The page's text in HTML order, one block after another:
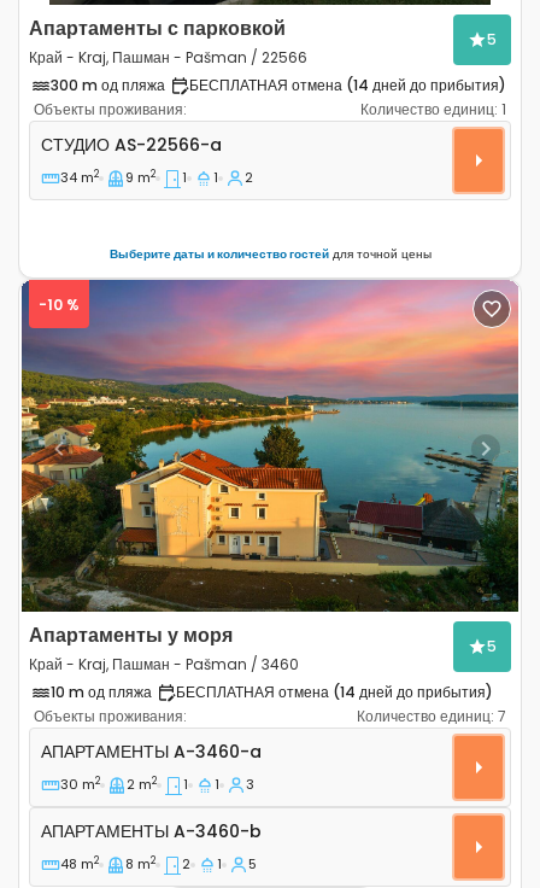
Апартаменты с парковкой
Край - Kraj, Пашман - Pašman / 22566
5
300 m од пляжа
БЕСПЛАТНАЯ отмена (14 дней до прибытия)
Объекты проживания:
Количество единиц: 1
Студио-апартаменты Край - Kraj, Пашман - Pašman
СТУДИО AS-22566-a
34 m2 9 m2 1 1 2
Выберите даты и количество гостейдля точной цены
Previous Next
-10 %
Апартаменты у моря
Край - Kraj, Пашман - Pašman / 3460
5
10 m од пляжа
БЕСПЛАТНАЯ отмена (14 дней до прибытия)
Объекты проживания:
Количество единиц: 7
Однокомнатные апартаменты Край - Kraj, Пашман -
АПАРТАМЕНТЫ A-3460-a
30 m2 2 m2 1 1 3
Апартаменты A-3460-b
АПАРТАМЕНТЫ A-3460-b
48 m2 8 m2 2 1 5